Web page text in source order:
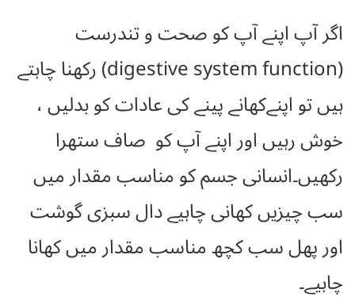
اگر آپ اپنے آپ کو صحت و تندرست
(digestive system function) رکھنا چاہتے
ہیں تو اپنےکھانے پینے کی عادات کو بدلیں ،
خوش رہیں اور اپنے آپ کو صاف ستھرا
رکھیں۔انسانی جسم کو مناسب مقدار میں
سب چیزیں کھانی چاہیے دال سبزی گوشت
اور پھل سب کچھ مناسب مقدار میں کھانا
چاہیے۔